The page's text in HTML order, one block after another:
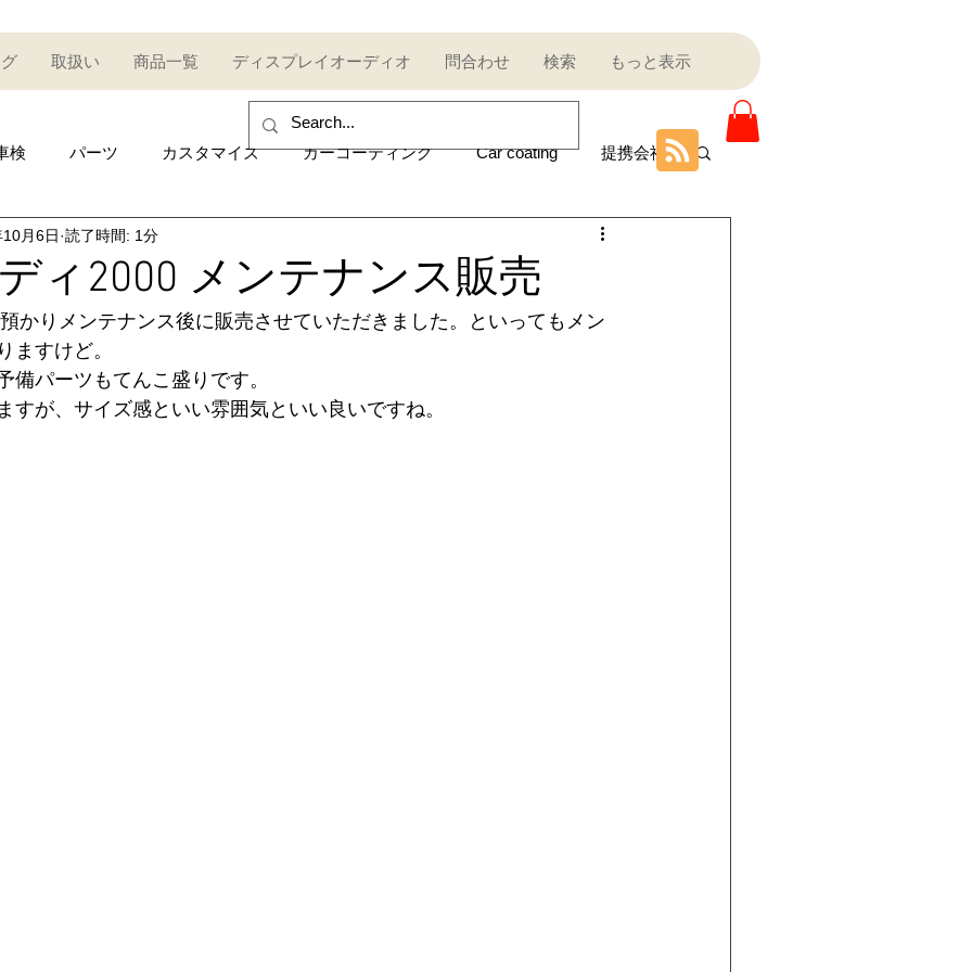
取扱い 商品一覧 ディスプレイオーディオ 問合わせ 検索 もっと表示
検 パーツ カスタマイズ カーコーティング Car coating 提携会社
sales and purchase
Other category 中古車 Secondhand car セール Sale outlet
AUDI ポルシェ Porsche トヨタ
ィ2000 メンテナンス販売
月6日 読了時間: 1分
かりメンテナンス後に販売させていただきました。といってもメン
ますけど。
備パーツもてんこ盛りです。
すが、サイズ感といい雰囲気といい良いですね。